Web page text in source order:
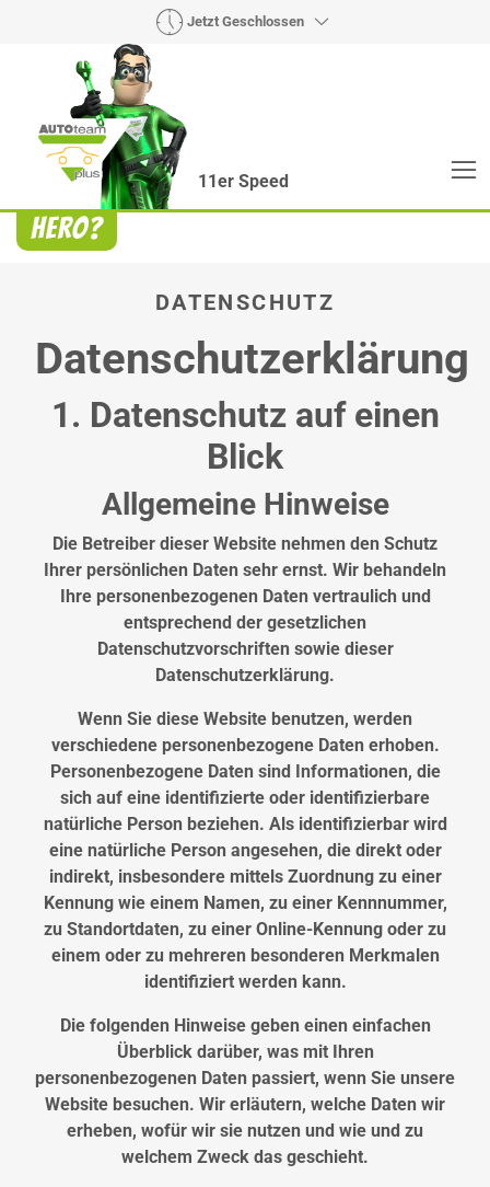
Jetzt Geschlossen
11er Speed
Heroes? Findet man bei uns!
Wie auch wir bringen Handmaker Herby, Rollin‘
jeden Wagen wieder auf die Bahn.
hier
DATENSCHUTZ
Datenschutzerklärung
1. Datenschutz auf einen
Blick
Allgemeine Hinweise
Die Betreiber dieser Website nehmen den Schutz
Ihrer persönlichen Daten sehr ernst. Wir behandeln
Ihre personenbezogenen Daten vertraulich und
entsprechend der gesetzlichen
Datenschutzvorschriften sowie dieser
Datenschutzerklärung.
Wenn Sie diese Website benutzen, werden
verschiedene personenbezogene Daten erhoben.
Personenbezogene Daten sind Informationen, die
sich auf eine identifizierte oder identifizierbare
natürliche Person beziehen. Als identifizierbar wird
eine natürliche Person angesehen, die direkt oder
indirekt, insbesondere mittels Zuordnung zu einer
Kennung wie einem Namen, zu einer Kennnummer,
zu Standortdaten, zu einer Online-Kennung oder zu
einem oder zu mehreren besonderen Merkmalen
identifiziert werden kann.
Die folgenden Hinweise geben einen einfachen
Überblick darüber, was mit Ihren
personenbezogenen Daten passiert, wenn Sie unsere
Website besuchen. Wir erläutern, welche Daten wir
erheben, wofür wir sie nutzen und wie und zu
welchem Zweck das geschieht.